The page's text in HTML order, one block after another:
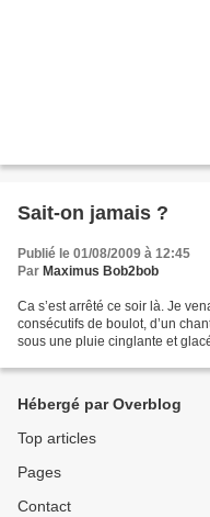
Sait-on jamais ?
Publié le 01/08/2009 à 12:45
Par Maximus Bob2bob
Ca s’est arrêté ce soir là. Je
consécutifs de boulot, d’un
sous une pluie cinglante et
Hébergé par Overblog
Top articles
Pages
Contact